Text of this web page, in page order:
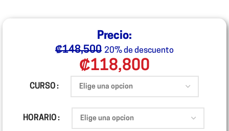
Precio:
₡148,500 20% de descuento
₡118,800
CURSO
HORARIO